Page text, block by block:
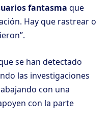
fantasma que
Hay que rastrear o
se han detectado
las investigaciones
con una
con la parte